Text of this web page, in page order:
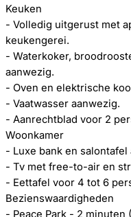
Keuken
- Volledig uitgerust met
keukengerei.
- Waterkoker,
aanwezig.
- Oven en elektrische
- Vaatwasser aanwezig.
- Aanrechtblad voor 2
Woonkamer
- Luxe bank en salontafel
- Tv met free-to-air en
- Eettafel voor 4 tot 6
Bezienswaardigheden
- Peace Park - 2 minuten